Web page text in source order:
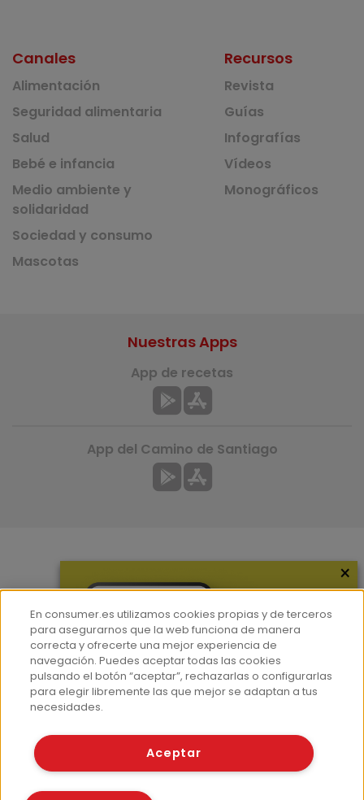
Canales
Alimentación
Seguridad alimentaria
Salud
Bebé e infancia
Medio ambiente y
solidaridad
Sociedad y consumo
Mascotas
Recursos
Revista
Guías
Infografías
Vídeos
Monográficos
Hemeroteca
Contacto
Prensa
Corpus Lingüístico Consumer
Nuestras Apps
App de recetas
App del Camino de Santiago
© Fundación EROSKI
Políticas de cookies
×
En consumer.es utilizamos cookies propias y de terceros
para asegurarnos que la web funciona de manera
correcta y ofrecerte una mejor experiencia de
navegación. Puedes aceptar todas las cookies
pulsando el botón “aceptar”, rechazarlas o configurarlas
para elegir libremente las que mejor se adaptan a tus
necesidades.
Aceptar